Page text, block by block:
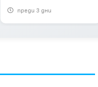
София (видео)
преди 3 дни